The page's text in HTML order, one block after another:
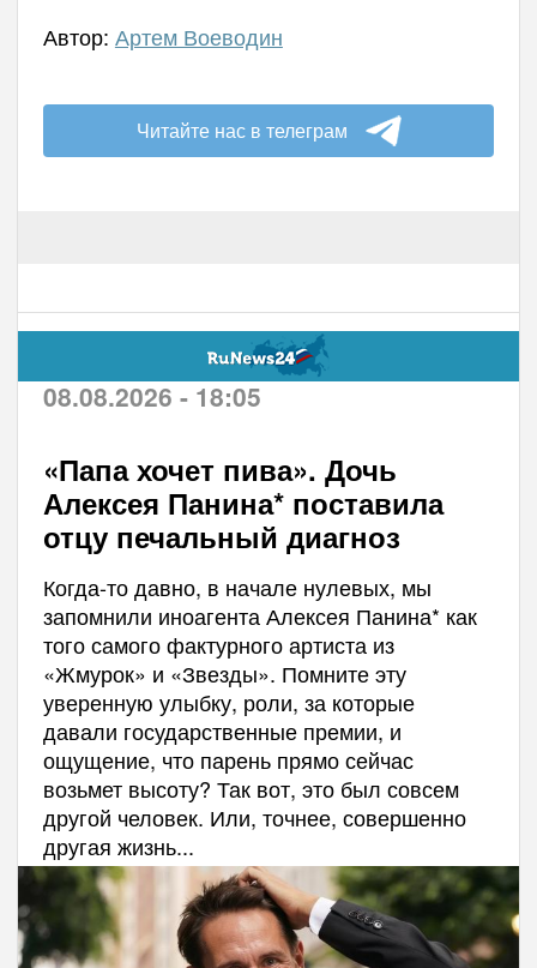
Автор: Артем Воеводин
Читайте нас в телеграм
08.08.2026 - 18:05
«Папа хочет пива». Дочь
Алексея Панина* поставила
отцу печальный диагноз
Когда-то давно, в начале нулевых, мы
запомнили иноагента Алексея Панина* как
того самого фактурного артиста из
«Жмурок» и «Звезды». Помните эту
уверенную улыбку, роли, за которые
давали государственные премии, и
ощущение, что парень прямо сейчас
возьмет высоту? Так вот, это был совсем
другой человек. Или, точнее, совершенно
другая жизнь...